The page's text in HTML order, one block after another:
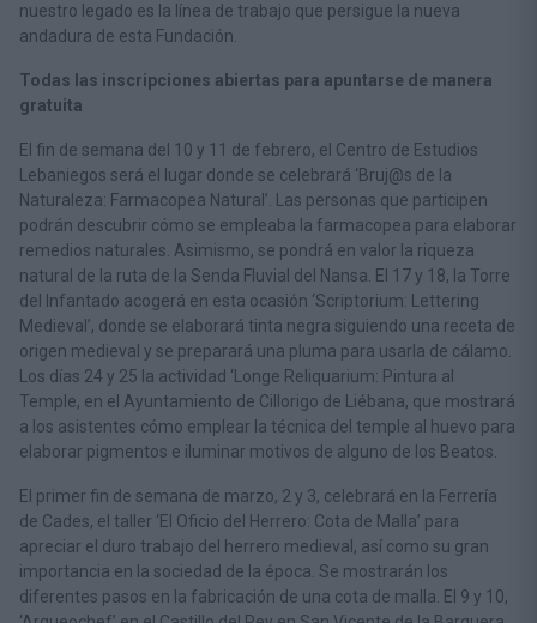
nuestro legado es la línea de trabajo que persigue la nueva
andadura de esta Fundación.
Todas las inscripciones abiertas para apuntarse de manera
gratuita
El fin de semana del 10 y 11 de febrero, el Centro de Estudios
Lebaniegos será el lugar donde se celebrará ‘Bruj@s de la
Naturaleza: Farmacopea Natural’. Las personas que participen
podrán descubrir cómo se empleaba la farmacopea para elaborar
remedios naturales. Asimismo, se pondrá en valor la riqueza
natural de la ruta de la Senda Fluvial del Nansa. El 17 y 18, la Torre
del Infantado acogerá en esta ocasión ‘Scriptorium: Lettering
Medieval’, donde se elaborará tinta negra siguiendo una receta de
origen medieval y se preparará una pluma para usarla de cálamo.
Los días 24 y 25 la actividad ‘Longe Reliquarium: Pintura al
Temple, en el Ayuntamiento de Cillorigo de Liébana, que mostrará
a los asistentes cómo emplear la técnica del temple al huevo para
elaborar pigmentos e iluminar motivos de alguno de los Beatos.
El primer fin de semana de marzo, 2 y 3, celebrará en la Ferrería
de Cades, el taller ‘El Oficio del Herrero: Cota de Malla’ para
apreciar el duro trabajo del herrero medieval, así como su gran
importancia en la sociedad de la época. Se mostrarán los
diferentes pasos en la fabricación de una cota de malla. El 9 y 10,